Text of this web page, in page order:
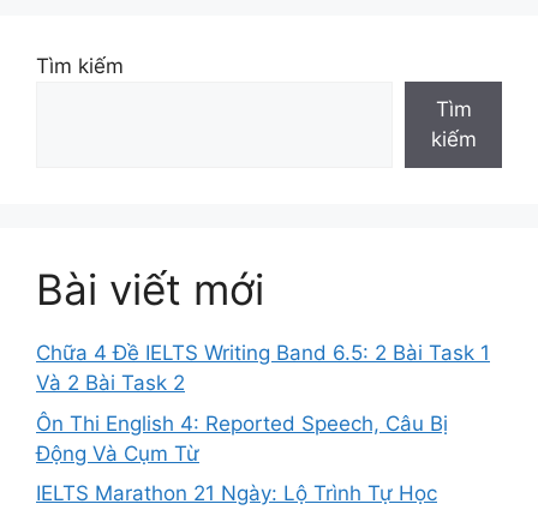
Tìm kiếm
Tìm
kiếm
Bài viết mới
Chữa 4 Đề IELTS Writing Band 6.5: 2 Bài Task 1
Và 2 Bài Task 2
Ôn Thi English 4: Reported Speech, Câu Bị
Động Và Cụm Từ
IELTS Marathon 21 Ngày: Lộ Trình Tự Học